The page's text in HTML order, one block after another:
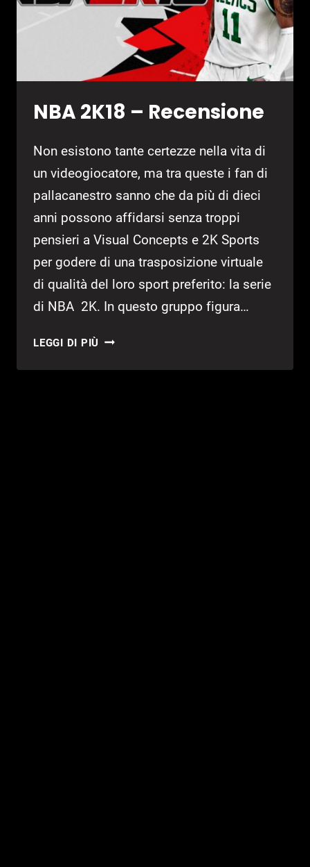
NBA 2K18 – Recensione
Non esistono tante certezze nella vita di
un videogiocatore, ma tra queste i fan di
pallacanestro sanno che da più di dieci
anni possono affidarsi senza troppi
pensieri a Visual Concepts e 2K Sports
per godere di una trasposizione virtuale
di qualità del loro sport preferito: la serie
di NBA 2K. In questo gruppo figura…
LEGGI DI PIÙ NBA
–